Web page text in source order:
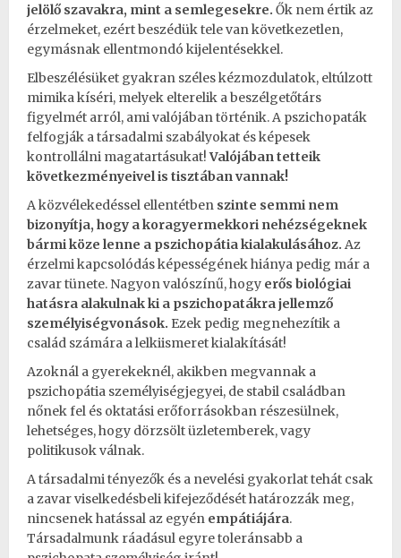
jelölő szavakra, mint a semlegesekre. Ők nem értik az
érzelmeket, ezért beszédük tele van következetlen,
egymásnak ellentmondó kijelentésekkel.
Elbeszélésüket gyakran széles kézmozdulatok, eltúlzott
mimika kíséri, melyek elterelik a beszélgetőtárs
figyelmét arról, ami valójában történik. A pszichopaták
felfogják a társadalmi szabályokat és képesek
kontrollálni magatartásukat!Valójában tetteik
következményeivel is tisztában vannak!
A közvélekedéssel ellentétben szinte semmi nem
bizonyítja, hogy a koragyermekkori nehézségeknek
bármi köze lenne a pszichopátia kialakulásához. Az
érzelmi kapcsolódás képességének hiánya pedig már a
zavar tünete. Nagyon valószínű, hogy erős biológiai
hatásra alakulnak ki a pszichopatákra jellemző
személyiségvonások. Ezek pedig megnehezítik a
család számára a lelkiismeret kialakítását!
Azoknál a gyerekeknél, akikben megvannak a
pszichopátia személyiségjegyei, de stabil családban
nőnek fel és oktatási erőforrásokban részesülnek,
lehetséges, hogy dörzsölt üzletemberek, vagy
politikusok válnak.
A társadalmi tényezők és a nevelési gyakorlat tehát csak
a zavar viselkedésbeli kifejeződését határozzák meg,
nincsenek hatással az egyén empátiájára.
Társadalmunk ráadásul egyre toleránsabb a